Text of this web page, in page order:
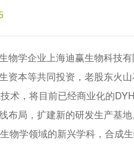
物学企业上海迪赢生物科技
资本等共同投资，老股东火
术，将目前已经商业化的
布局，扩建新的研发生产基地
物学领域的新兴学科，合成